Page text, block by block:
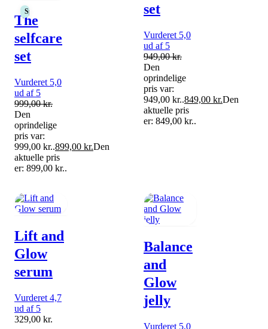
Spar 10%
The
selfcare
set
Vurderet 5,0
ud af 5
999,00kr.
Den
oprindelige
pris var:
999,00 kr..899,00 kr.Den
aktuelle pris
er: 899,00 kr..
set
Vurderet 5,0
ud af 5
949,00kr.
Den
oprindelige
pris var:
949,00 kr..849,00 kr.Den
aktuelle pris
er: 849,00 kr..
Lift and
Glow
serum
Vurderet 4,7
ud af 5
329,00 kr.
Balance
and
Glow
jelly
Vurderet 5,0